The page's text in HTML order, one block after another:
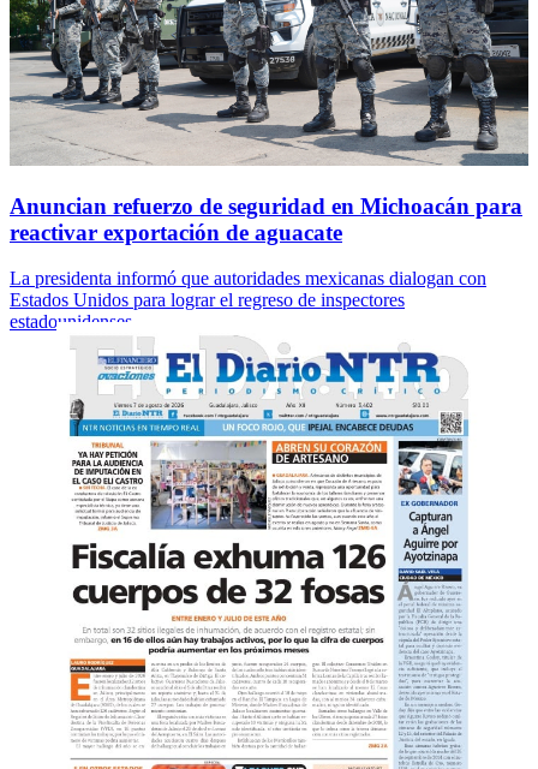
Anuncian refuerzo de seguridad en Michoacán para
reactivar exportación de aguacate
La presidenta informó que autoridades mexicanas dialogan con
Estados Unidos para lograr el regreso de inspectores
estadounidenses